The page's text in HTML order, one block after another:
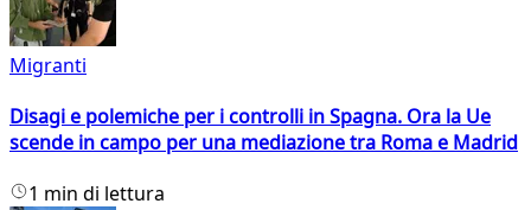
Migranti
Disagi e polemiche per i controlli in Spagna. Ora la Ue
scende in campo per una mediazione tra Roma e Madrid
1 min di lettura